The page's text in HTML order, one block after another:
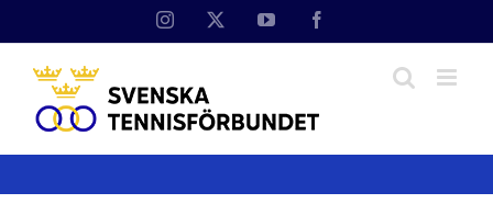
Instagram YouTube